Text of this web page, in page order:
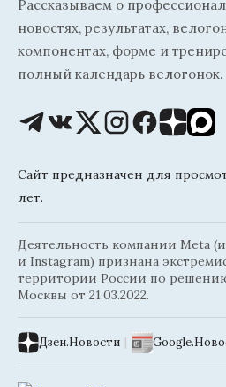
Рассказываем о
новостях, результатах,
компонентах, форме и
полный календарь велогонок.
Сайт предназначен для
лет.
Деятельность компании Meta
и Instagram) признана
территории России по
Москвы от 21.03.2022.
Дзен.Новости |